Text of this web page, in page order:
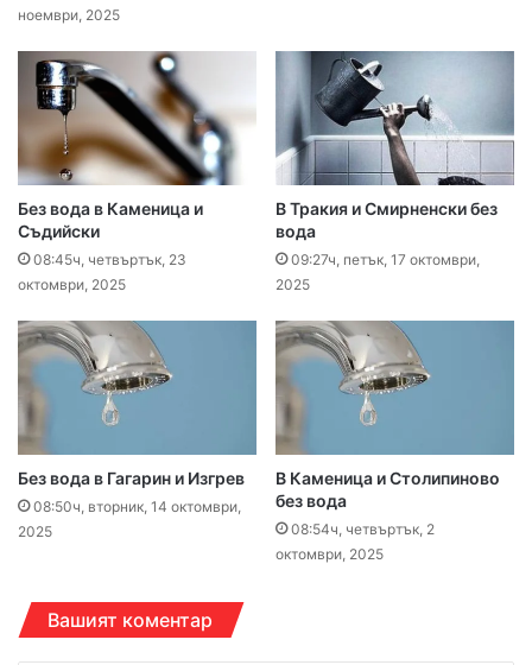
ноември, 2025
Без вода в Каменица и
Съдийски
08:45ч, четвъртък, 23
октомври, 2025
В Тракия и Смирненски без
вода
09:27ч, петък, 17 октомври,
2025
Без вода в Гагарин и Изгрев
08:50ч, вторник, 14 октомври,
2025
В Каменица и Столипиново
без вода
08:54ч, четвъртък, 2
октомври, 2025
Вашият коментар